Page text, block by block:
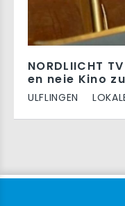
NORDLIICHT
en neie Kino
ULFLINGEN